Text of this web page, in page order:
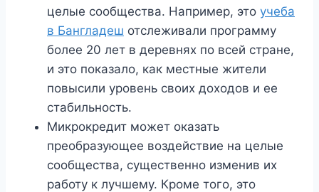
целые сообщества. Например, это учеба
в Бангладеш отслеживали программу
более 20 лет в деревнях по всей стране,
и это показало, как местные жители
повысили уровень своих доходов и ее
стабильность.
Микрокредит может оказать
преобразующее воздействие на целые
сообщества, существенно изменив их
работу к лучшему. Кроме того, это